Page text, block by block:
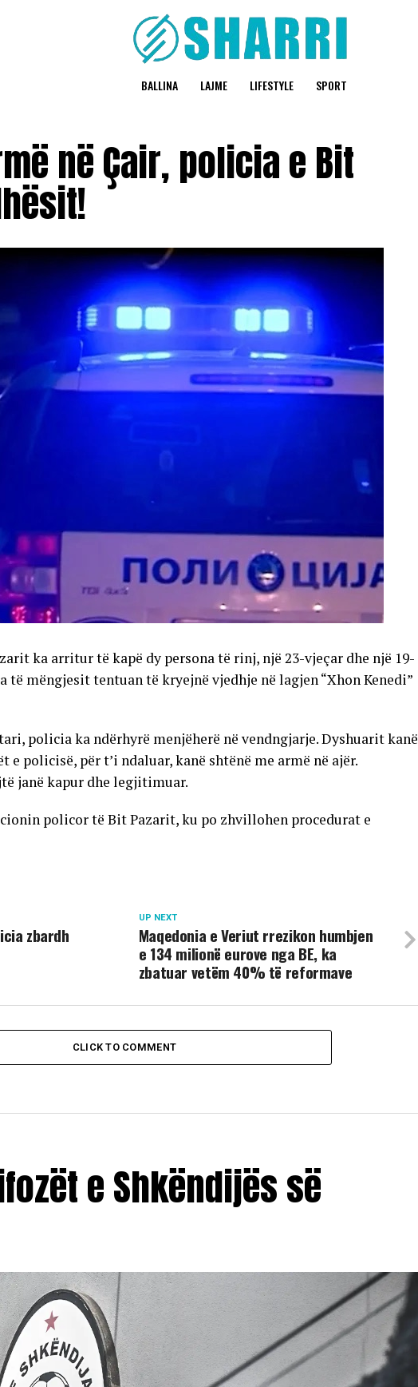
BALLINA LAJME LIFESTYLE SPORT
në Çair, policia e Bit
ka arritur të kapë dy persona të rinj, një 23-vjeçar dhe një 19-
të mëngjesit tentuan të kryejnë vjedhje në lagjen “Xhon Kenedi”
policia ka ndërhyrë menjëherë në vendngjarje. Dyshuarit kanë
policisë, për t’i ndaluar, kanë shtënë me armë në ajër.
janë kapur dhe legjitimuar.
policor të Bit Pazarit, ku po zhvillohen procedurat e
UP NEXT
Maqedonia e Veriut rrezikon humbjen
e 134 milionë eurove nga BE, ka
zbatuar vetëm 40% të reformave
zbardh
CLICK TO COMMENT
e Shkëndijës së